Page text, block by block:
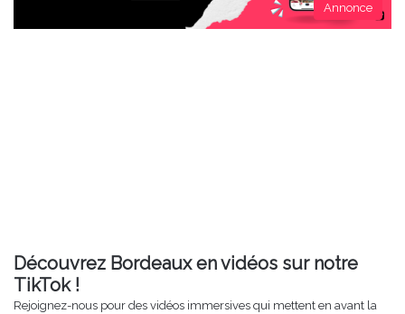
Annonce
Découvrez Bordeaux en vidéos sur notre
TikTok !
Rejoignez-nous pour des vidéos immersives qui mettent en avant la